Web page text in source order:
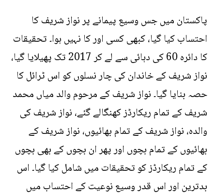
پاکستان میں جس وسیع پیمانے پر نواز شریف کا
احتساب کیا گیا، کبھی کسی اور کا نہیں ہوا۔ تحقیقات
کا دائرہ 60 کی دہائی سے لے کر 2017 تک پھیلایا گیا،
نواز شریف کے خاندان کی چار نسلوں کو اس ٹرائل کا
حصہ بنایا گیا۔ نواز شریف کے مرحوم والد میاں محمد
شریف کے تمام ریکارڈز کھنگالے گئے، نواز شریف کی
والدہ، نواز شریف کے تمام بھائیوں، نواز شریف کے
بھائیوں کے تمام بچوں اور پھر ان بچوں کے بھی بچوں
کے تمام ریکارڈز کو تحقیقات میں شامل کیا گیا۔ اس
بدترین اور اس قدر وسیع نوعیت کے احتساب میں